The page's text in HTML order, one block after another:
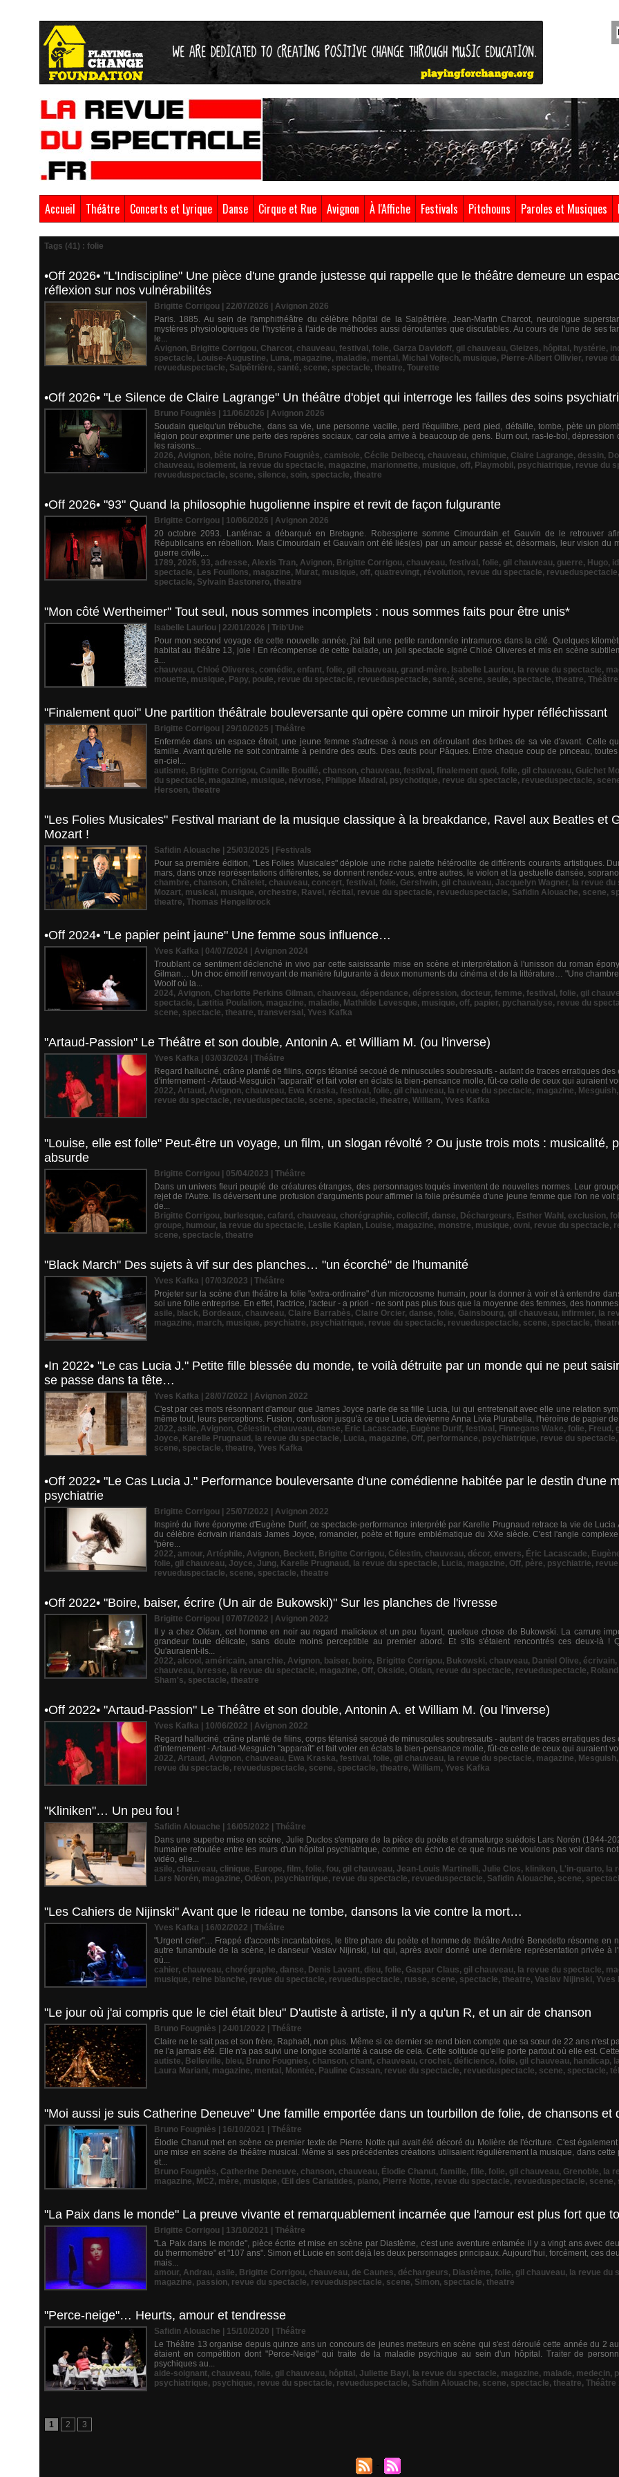
Accueil Théâtre Concerts et Lyrique Danse Cirque et Rue Avignon À l'Affiche Festivals Pitchouns Paroles et Musiques
Tags (41) : folie
•Off 2026• "L'Indiscipline" Une pièce d'une grande justesse qui rappelle que le théâtre demeure un
réflexion sur nos vulnérabilités
Brigitte Corrigou | 22/07/2026
Avignon 2026
Paris. 1885. Au sein de l'amphithéâtre du célèbre hôpital de la Salpêtrière, Jean-Martin Charcot, neurologue
mystères physiologiques de l'hystérie à l'aide de méthodes aussi déroutantes que discutables. Au cours de l'une de ses
le...
Avignon, Brigitte Corrigou, Charcot, chauveau, festival , folie, Garza Davidoff, gil chauveau, Gleizes, hôpital , hystérie,
spectacle, Louise-Augustine, Luna, magazine, maladie, mental , Michal Vojtech, musique, Pierre-Albert Ollivier, revue
revueduspectacle, Salpêtrière, santé, scene, spectacle, theatre, Tourette
•Off 2026• "Le Silence de Claire Lagrange" Un théâtre d'objet qui interroge les failles des soins
Bruno Fougniès | 11/06/2026
Avignon 2026
Soudain quelqu'un trébuche, dans sa vie, une personne vacille, perd l'équilibre, perd pied, défaille, tombe, pète un
légion pour exprimer une perte des repères sociaux, car cela arrive à beaucoup de gens. Burn out, ras-le-bol, dépression
les raisons...
2026, Avignon, bête noire, Bruno Fougniès, camisole, Cécile Delbecq, chauveau, chimique, Claire Lagrange, dessin,
chauveau, isolement, la revue du spectacle, magazine, marionnette, musique, off, Playmobil , psychiatrique, revue du
revueduspectacle, scene, silence, soin, spectacle, theatre
•Off 2026• "93" Quand la philosophie hugolienne inspire et revit de façon fulgurante
Brigitte Corrigou | 10/06/2026
Avignon 2026
20 octobre 2093. Lanténac a débarqué en Bretagne. Robespierre somme Cimourdain et Gauvin de le retrouver
Républicains en rébellion. Mais Cimourdain et Gauvain ont été liés(es) par un amour passé et, désormais, leur vision du
guerre civile,...
1789, 2026, 93, adresse, Alexis Tran, Avignon, Brigitte Corrigou, chauveau, festival , folie, gil chauveau, guerre, Hugo,
spectacle, Les Fouillons, magazine, Murat, musique, off, quatrevingt, révolution, revue du spectacle, revueduspectacle,
spectacle, Sylvain Bastonero, theatre
"Mon côté Wertheimer" Tout seul, nous sommes incomplets : nous sommes faits pour être unis*
Isabelle Lauriou | 22/01/2026
Trib'Une
Pour mon second voyage de cette nouvelle année, j'ai fait une petite randonnée intramuros dans la cité. Quelques
habitat au théâtre 13, joie ! En récompense de cette balade, un joli spectacle signé Chloé Oliveres et mis en scène
a...
chauveau, Chloé Oliveres, comédie, enfant, folie, gil chauveau, grand-mère, Isabelle Lauriou, la revue du spectacle,
mouette, musique, Papy, poule, revue du spectacle, revueduspectacle, santé, scene, seule, spectacle, theatre, Théâtre
"Finalement quoi" Une partition théâtrale bouleversante qui opère comme un miroir hyper réfléchissant
Brigitte Corrigou | 29/10/2025
Théâtre
Enfermée dans un espace étroit, une jeune femme s'adresse à nous en déroulant des bribes de sa vie d'avant. Celle
famille. Avant qu'elle ne soit contrainte à peindre des œufs. Des œufs pour Pâques. Entre chaque coup de pinceau,
en-ciel...
autisme, Brigitte Corrigou, Camille Bouillé, chanson, chauveau, festival , finalement quoi, folie, gil chauveau, Guichet
du spectacle, magazine, musique, névrose, Philippe Madral , psychotique, revue du spectacle, revueduspectacle,
Hersoen, theatre
"Les Folies Musicales" Festival mariant de la musique classique à la breakdance, Ravel aux Beatles et
Mozart !
Safidin Alouache | 25/03/2025
Festivals
Pour sa première édition, "Les Folies Musicales" déploie une riche palette hétéroclite de différents courants artistiques.
mars, dans onze représentations différentes, se donnent rendez-vous, entre autres, le violon et la gestuelle dansée,
chambre, chanson, Châtelet, chauveau, concert, festival , folie, Gershwin, gil chauveau, Jacquelyn Wagner, la revue du
Mozart, musical , musique, orchestre, Ravel , récital , revue du spectacle, revueduspectacle, Safidin Alouache, scene,
theatre, Thomas Hengelbrock
•Off 2024• "Le papier peint jaune" Une femme sous influence…
Yves Kafka | 04/07/2024
Avignon 2024
Troublant ce sentiment déclenché in vivo par cette saisissante mise en scène et interprétation à l'unisson du roman
Gilman… Un choc émotif renvoyant de manière fulgurante à deux monuments du cinéma et de la littérature… "Une
Woolf où la...
2024, Avignon, Charlotte Perkins Gilman, chauveau, dépendance, dépression, docteur, femme, festival , folie, gil
spectacle, Lætitia Poulalion, magazine, maladie, Mathilde Levesque, musique, off, papier, pychanalyse, revue du
scene, spectacle, theatre, transversal , Yves Kafka
"Artaud-Passion" Le Théâtre et son double, Antonin A. et William M. (ou l'inverse)
Yves Kafka | 03/03/2024
Théâtre
Regard halluciné, crâne planté de filins, corps tétanisé secoué de minuscules soubresauts - autant de traces erratiques
d'internement - Artaud-Mesguich "apparaît" et fait voler en éclats la bien-pensance molle, fût-ce celle de ceux qui auraient
2022, Artaud , Avignon, chauveau, Ewa Kraska, festival , folie, gil chauveau, la revue du spectacle, magazine, Mesguish,
revue du spectacle, revueduspectacle, scene, spectacle, theatre, William, Yves Kafka
"Louise, elle est folle" Peut-être un voyage, un film, un slogan révolté ? Ou juste trois mots : musicalité,
absurde
Brigitte Corrigou | 05/04/2023
Théâtre
Dans un univers fleuri peuplé de créatures étranges, des personnages toqués inventent de nouvelles normes. Leur
rejet de l'Autre. Ils déversent une profusion d'arguments pour affirmer la folie présumée d'une jeune femme que l'on ne voit
de...
Brigitte Corrigou, burlesque, cafard , chauveau, chorégraphie, collectif, danse, Déchargeurs, Esther Wahl , exclusion,
groupe, humour, la revue du spectacle, Leslie Kaplan, Louise, magazine, monstre, musique, ovni, revue du spectacle,
scene, spectacle, theatre
"Black March" Des sujets à vif sur des planches… "un écorché" de l'humanité
Yves Kafka | 07/03/2023
Théâtre
Projeter sur la scène d'un théâtre la folie "extra-ordinaire" d'un microcosme humain, pour la donner à voir et à entendre
soi une folle entreprise. En effet, l'actrice, l'acteur - a priori - ne sont pas plus fous que la moyenne des femmes, des
asile, black, Bordeaux, chauveau, Claire Barrabès, Claire Orcier, danse, folie, Gainsbourg, gil chauveau, infirmier, la
magazine, march, musique, psychiatre, psychiatrique, revue du spectacle, revueduspectacle, scene, spectacle,
•In 2022• "Le cas Lucia J." Petite fille blessée du monde, te voilà détruite par un monde qui ne peut
se passe dans ta tête…
Yves Kafka | 28/07/2022
Avignon 2022
C'est par ces mots résonnant d'amour que James Joyce parle de sa fille Lucia, lui qui entretenait avec elle une relation
même tout, leurs perceptions. Fusion, confusion jusqu'à ce que Lucia devienne Anna Livia Plurabella, l'héroïne de papier
2022, asile, Avignon, Célestin, chauveau, danse, Éric Lacascade, Eugène Durif, festival , Finnegans Wake, folie, Freud ,
Joyce, Karelle Prugnaud , la revue du spectacle, Lucia, magazine, Off, performance, psychiatrique, revue du spectacle,
scene, spectacle, theatre, Yves Kafka
•Off 2022• "Le Cas Lucia J." Performance bouleversante d'une comédienne habitée par le destin d'une
psychiatrie
Brigitte Corrigou | 25/07/2022
Avignon 2022
Inspiré du livre éponyme d'Eugène Durif, ce spectacle-performance interprété par Karelle Prugnaud retrace la vie de Lucia
du célèbre écrivain irlandais James Joyce, romancier, poète et figure emblématique du XXe siècle. C'est l'angle
"père...
2022, amour, Artéphile, Avignon, Beckett, Brigitte Corrigou, Célestin, chauveau, décor, envers, Éric Lacascade,
folie, gil chauveau, Joyce, Jung, Karelle Prugnaud , la revue du spectacle, Lucia, magazine, Off, père, psychiatrie,
revueduspectacle, scene, spectacle, theatre
•Off 2022• "Boire, baiser, écrire (Un air de Bukowski)" Sur les planches de l'ivresse
Brigitte Corrigou | 07/07/2022
Avignon 2022
Il y a chez Oldan, cet homme en noir au regard malicieux et un peu fuyant, quelque chose de Bukowski. La carrure
grandeur toute délicate, sans doute moins perceptible au premier abord. Et s'ils s'étaient rencontrés ces deux-là !
Qu'auraient-ils...
2022, alcool , américain, anarchie, Avignon, baiser, boire, Brigitte Corrigou, Bukowski, chauveau, Daniel Olive, écrivain,
chauveau, ivresse, la revue du spectacle, magazine, Off, Okside, Oldan, revue du spectacle, revueduspectacle,
Sham's, spectacle, theatre
•Off 2022• "Artaud-Passion" Le Théâtre et son double, Antonin A. et William M. (ou l'inverse)
Yves Kafka | 10/06/2022
Avignon 2022
Regard halluciné, crâne planté de filins, corps tétanisé secoué de minuscules soubresauts - autant de traces erratiques
d'internement - Artaud-Mesguich "apparaît" et fait voler en éclats la bien-pensance molle, fût-ce celle de ceux qui auraient
2022, Artaud , Avignon, chauveau, Ewa Kraska, festival , folie, gil chauveau, la revue du spectacle, magazine, Mesguish,
revue du spectacle, revueduspectacle, scene, spectacle, theatre, William, Yves Kafka
"Kliniken"… Un peu fou !
Safidin Alouache | 16/05/2022
Théâtre
Dans une superbe mise en scène, Julie Duclos s'empare de la pièce du poète et dramaturge suédois Lars Norén (1944-
humaine refoulée entre les murs d'un hôpital psychiatrique, comme en écho de ce que nous ne voulons pas voir dans
vidéo, elle...
asile, chauveau, clinique, Europe, film, folie, fou, gil chauveau, Jean-Louis Martinelli, Julie Clos, kliniken, L'in-quarto, la
Lars Norén, magazine, Odéon, psychiatrique, revue du spectacle, revueduspectacle, Safidin Alouache, scene,
"Les Cahiers de Nijinski" Avant que le rideau ne tombe, dansons la vie contre la mort…
Yves Kafka | 16/02/2022
Théâtre
"Urgent crier"… Frappé d'accents incantatoires, le titre phare du poète et homme de théâtre André Benedetto résonne en
autre funambule de la scène, le danseur Vaslav Nijinski, lui qui, après avoir donné une dernière représentation privée à
où...
cahier, chauveau, chorégraphe, danse, Denis Lavant, dieu, folie, Gaspar Claus, gil chauveau, la revue du spectacle,
musique, reine blanche, revue du spectacle, revueduspectacle, russe, scene, spectacle, theatre, Vaslav Nijinski, Yves
"Le jour où j'ai compris que le ciel était bleu" D'autiste à artiste, il n'y a qu'un R, et un air de chanson
Bruno Fougniès | 24/01/2022
Théâtre
Claire ne le sait pas et son frère, Raphaël, non plus. Même si ce dernier se rend bien compte que sa sœur de 22 ans n'est
ne l'a jamais été. Elle n'a pas suivi une longue scolarité à cause de cela. Cette solitude qu'elle porte partout où elle est.
autiste, Belleville, bleu, Bruno Fougnies, chanson, chant, chauveau, crochet, déficience, folie, gil chauveau, handicap,
Laura Mariani, magazine, mental , Montée, Pauline Cassan, revue du spectacle, revueduspectacle, scene, spectacle,
"Moi aussi je suis Catherine Deneuve" Une famille emportée dans un tourbillon de folie, de chansons et
Bruno Fougniès | 16/10/2021
Théâtre
Élodie Chanut met en scène ce premier texte de Pierre Notte qui avait été décoré du Molière de l'écriture. C'est
une mise en scène de théâtre musical. Même si ses précédentes créations utilisaient régulièrement la musique, dans
et...
Bruno Fougniès, Catherine Deneuve, chanson, chauveau, Élodie Chanut, famille, fille, folie, gil chauveau, Grenoble, la
magazine, MC2, mère, musique, Œil des Cariatides, piano, Pierre Notte, revue du spectacle, revueduspectacle, scene,
"La Paix dans le monde" La preuve vivante et remarquablement incarnée que l'amour est plus fort que
Brigitte Corrigou | 13/10/2021
Théâtre
"La Paix dans le monde", pièce écrite et mise en scène par Diastème, c'est une aventure entamée il y a vingt ans avec
du thermomètre" et "107 ans". Simon et Lucie en sont déjà les deux personnages principaux. Aujourd'hui, forcément, ces
mais...
amour, Andrau, asile, Brigitte Corrigou, chauveau, de Caunes, déchargeurs, Diastème, folie, gil chauveau, la revue du
magazine, passion, revue du spectacle, revueduspectacle, scene, Simon, spectacle, theatre
"Perce-neige"… Heurts, amour et tendresse
Safidin Alouache | 15/10/2020
Théâtre
Le Théâtre 13 organise depuis quinze ans un concours de jeunes metteurs en scène qui s'est déroulé cette année du 2
étaient en compétition dont "Perce-Neige" qui traite de la maladie psychique au sein d'un hôpital. Traiter de
psychiques au...
aide-soignant, chauveau, folie, gil chauveau, hôpital , Juliette Bayi, la revue du spectacle, magazine, malade, medecin,
psychiatrique, psychique, revue du spectacle, revueduspectacle, Safidin Alouache, scene, spectacle, theatre, Théâtre
1 2 3